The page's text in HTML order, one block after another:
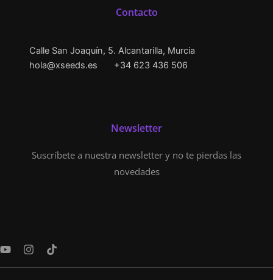
Contacto
Calle San Joaquín, 5. Alcantarilla, Murcia
hola@xseeds.es
+34 623 436 506
Newsletter
Suscríbete a nuestra newsletter y no te pierdas las
novedades
Y
u
I
s
T
k